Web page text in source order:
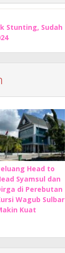
Stunting, Sudah
Head to
Syamsul dan
di Perebutan
Wagub Sulbar
Kuat